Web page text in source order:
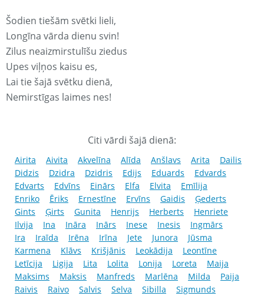
Šodien tiešām svētki lieli,
Longīna vārda dienu svin!
Zilus neaizmirstulīšu ziedus
Upes viļņos kaisu es,
Lai tie šajā svētku dienā,
Nemirstīgas laimes nes!
Citi vārdi šajā dienā:
Airita Aivita Akvelīna Alīda Anšlavs Arita
Dailis
Didzis
Dzidra Dzidris Edijs Eduards
Edvards
Edvarts
Edvīns Einārs Elfa Elvita
Emīlija
Enriko
Ēriks Ernestīne Ervīns Gaidis
Ģederts
Gints
Ģirts Gunita Henrijs Herberts
Henriete
Ilvija
Ina Ināra Inārs Inese Inesis
Ingmārs
Ira
Iraīda Irēna Irīna Jete Junora
Jūsma
Karmena
Klāvs Krišjānis Leokādija
Leontīne
Letīcija
Ligija Lita Lolita Lonija Loreta
Maija
Maksims
Maksis Manfreds Marlēna Milda
Paija
Raivis
Raivo Salvis Selva Sibilla
Sigmunds